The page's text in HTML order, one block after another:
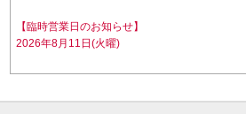
【臨時営業日のお知らせ】
2026年8月11日(火曜)